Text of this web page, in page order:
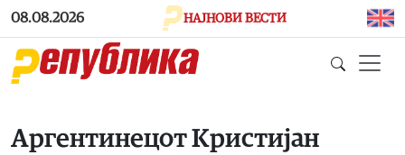
Skip to main content
08.08.2026 НАЈНОВИ ВЕСТИ
Аргентинецот Кристијан